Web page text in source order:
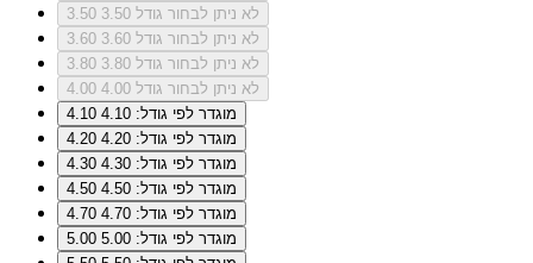
3.50
לא ניתן לבחור גודל 3.50
3.60
לא ניתן לבחור גודל 3.60
3.80
לא ניתן לבחור גודל 3.80
4.00
לא ניתן לבחור גודל 4.00
4.10
מוגדר לפי גודל: 4.10
4.20
מוגדר לפי גודל: 4.20
4.30
מוגדר לפי גודל: 4.30
4.50
מוגדר לפי גודל: 4.50
4.70
מוגדר לפי גודל: 4.70
5.00
מוגדר לפי גודל: 5.00